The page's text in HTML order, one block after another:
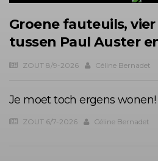
Groene fauteuils,
tussen Paul Auster
ZOUT 8/9-2026 Céline Bernadet
Je moet toch ergens
ZOUT 6/7-2026 Céline Bernadet